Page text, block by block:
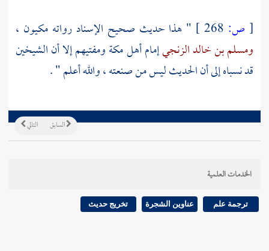
[ ص:
" هذا حديث صحيح الإسناد رواته مكيون ،
ومسلم بن خالد الزنجيإمامأهلمكةومفتيهم إلا أن الشيخين
قد نسباه إلى أن الحديث ليس من صنعته ، والله أعلم " .
التالي السابق
الخدمات العلمية
ترجمة علم عناوين الشجرة تخريج حديث